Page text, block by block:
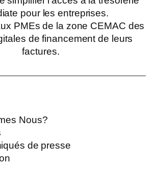
pour les entreprises.
PMEs de la zone CEMAC des
de financement de leurs
factures.
Nous?
de presse